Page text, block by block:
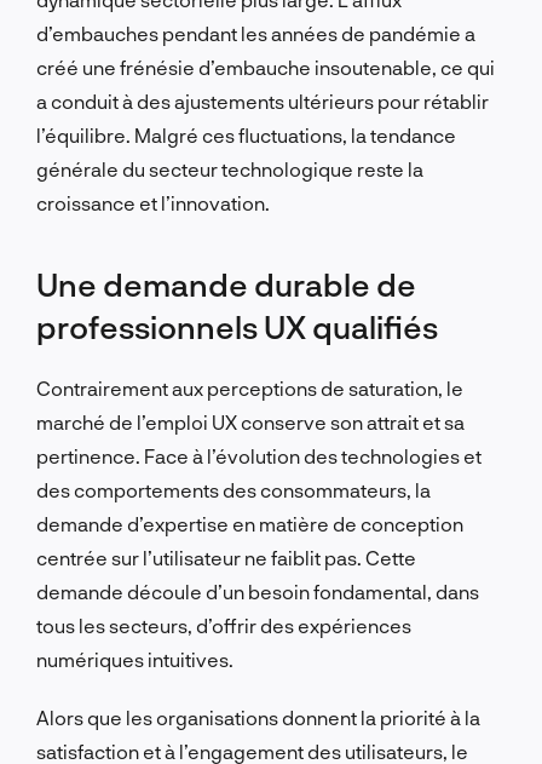
d’embauches pendant les années de pandémie a
créé une frénésie d’embauche insoutenable, ce qui
a conduit à des ajustements ultérieurs pour rétablir
l’équilibre. Malgré ces fluctuations, la tendance
générale du secteur technologique reste la
croissance et l’innovation.
Une demande durable de
professionnels UX qualifiés
Contrairement aux perceptions de saturation, le
marché de l’emploi UX conserve son attrait et sa
pertinence. Face à l’évolution des technologies et
des comportements des consommateurs, la
demande d’expertise en matière de conception
centrée sur l’utilisateur ne faiblit pas. Cette
demande découle d’un besoin fondamental, dans
tous les secteurs, d’offrir des expériences
numériques intuitives.
Alors que les organisations donnent la priorité à la
satisfaction et à l’engagement des utilisateurs, le